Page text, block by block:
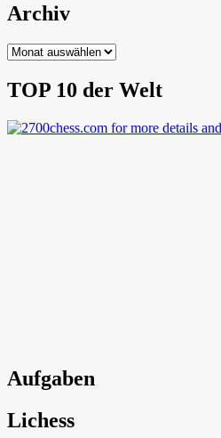
Archiv
Archiv
TOP 10 der Welt
Aufgaben
Lichess